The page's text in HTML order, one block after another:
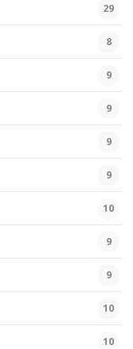
29
8
9
9
9
9
10
9
9
10
10